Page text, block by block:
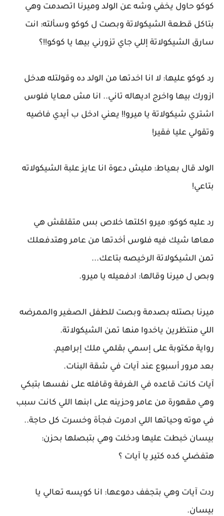
كوكو حاول يخفي وشه عن الولد وميرنا اتصدمت وهي
بتاكل قطعة الشيكولاتة وبصت ل كوكو وسألته: انت
سارق الشيكولاتة إللي جاي تزورني بيها يا كوكو!!؟
رد كوكو عليها: لا انا اخدتها من الولد ده وقولتله هدخل
ازورك بيها واخرج اديهاله تاني.. انا مش معايا فلوس
اشتري شيكولاتة يا ميرو!! يعني ادخل ب أيدي فاضيه
وتقولي عليا فقير!
الولد قال بعياط: مليش دعوة انا عايز علبة الشيكولاته
بتاعي!
رد عليه كوكو: ميرو اكلتها خلاص بس متقلقش هي
معاها شيك فيه فلوس أخدتها من عامر وهتدفعلك
تمن الشيكولاتة الرخيصه بتاعك...
وبص ل ميرنا وقالها: ادفعيله يا ميرو.
ميرنا بصتله بصدمة وبصت للطفل الصغير والممرضه
اللي منتظرين ياخدوا منها تمن الشيكولاتة.
رواية مكتوبة على إسمي بقلمي ملك إبراهيم.
بعد مرور أسبوع عند آيات في شقة البنات.
آيات كانت قاعده في الغرفة وقافله على نفسها بتبكي
وهي مقهورة من عامر وحزينه على ابنها اللي كانت سبب
في موته وحياتها اللي ادمرت فجأة وخسرت كل حاجة..
بيسان خبطت عليها ودخلت وهي بتبصلها بحزن:
هتفضلي كده كتير يا آيات ؟
ردت آيات وهي بتجفف دموعها: انا كويسه تعالي يا
بيسان.